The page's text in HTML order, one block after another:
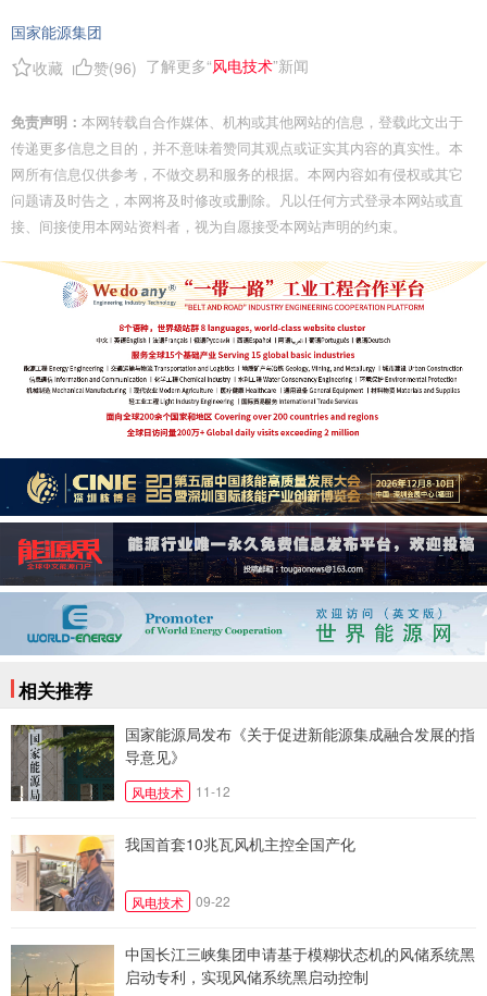
国家能源集团
收藏
赞(96) 了解更多“风电技术”新闻
免责声明： 本网转载自合作媒体、机构或其他网站的信息，登载此文出于
传递更多信息之目的，并不意味着赞同其观点或证实其内容的真实性。本
网所有信息仅供参考，不做交易和服务的根据。本网内容如有侵权或其它
问题请及时告之，本网将及时修改或删除。凡以任何方式登录本网站或直
接、间接使用本网站资料者，视为自愿接受本网站声明的约束。
相关推荐
国家能源局发布《关于促进新能源集成融合发展的指
导意见》
风电技术 11-12
我国首套10兆瓦风机主控全国产化
风电技术 09-22
中国长江三峡集团申请基于模糊状态机的风储系统黑
启动专利，实现风储系统黑启动控制